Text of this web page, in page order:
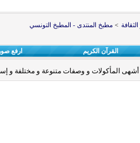
الثقافة > مطبخ المنتدى - المطبخ التونسي
القرآن الكريم ارفع
أشهى المأكولات و وصفات متنوعة و مختلفة و